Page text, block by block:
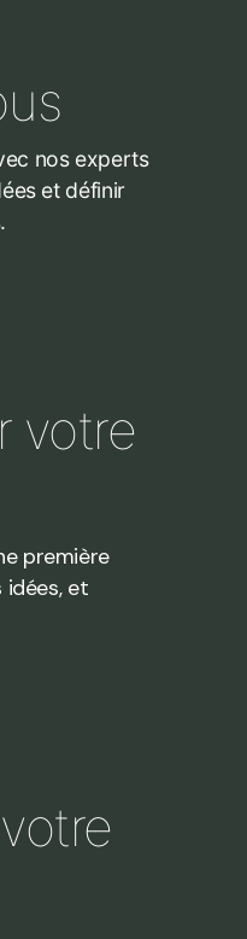
nos experts
et définir
votre
première
et